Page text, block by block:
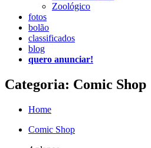
Zoológico
fotos
bolão
classificados
blog
quero anunciar!
Categoria: Comic Shop
Home
Comic Shop